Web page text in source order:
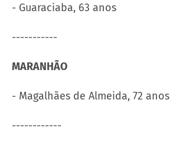
- Guaraciaba, 63 anos
-----------
MARANHÃO
- Magalhães de Almeida, 72 anos
------------